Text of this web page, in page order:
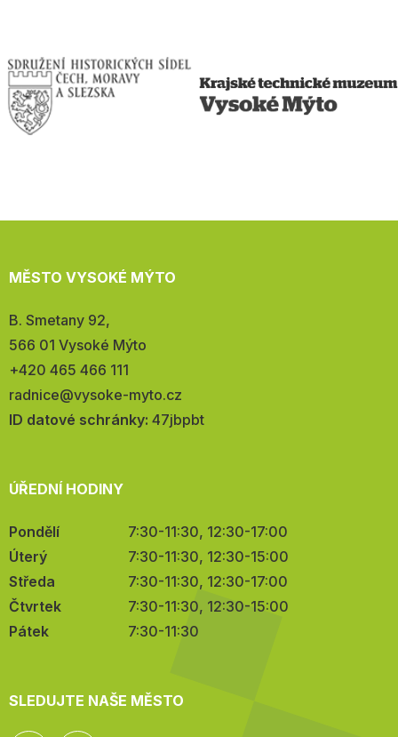
MĚSTO VYSOKÉ MÝTO
Adresa:
B. Smetany 92,
566 01 Vysoké Mýto
Telefon:
+420 465 466 111
E-
mail:
radnice@vysoke-myto.cz
ID datové schránky: 47jbpbt
ÚŘEDNÍ HODINY
Pondělí
7:30-11:30, 12:30-17:00
Úterý
7:30-11:30, 12:30-15:00
Středa
7:30-11:30, 12:30-17:00
Čtvrtek
7:30-11:30, 12:30-15:00
Pátek
7:30-11:30
SLEDUJTE NAŠE MĚSTO